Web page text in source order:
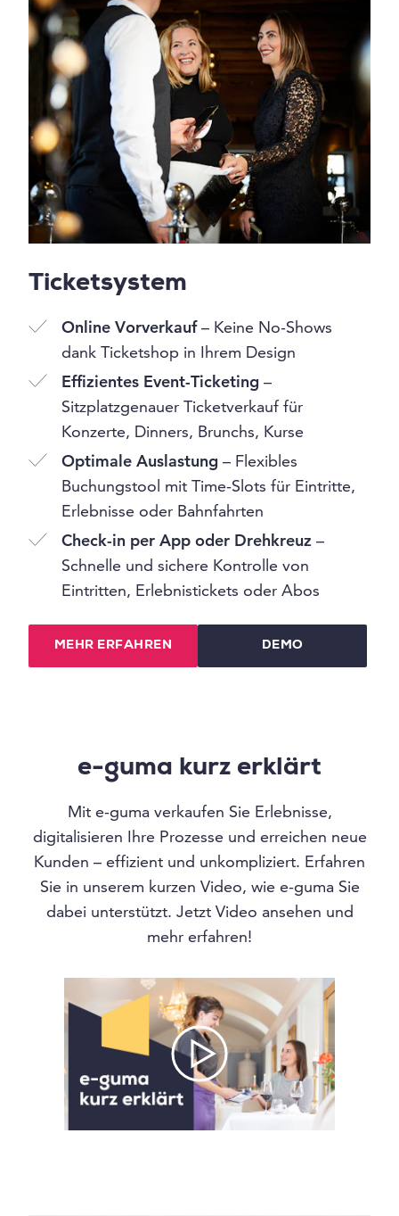
Ticketsystem
Online Vorverkauf– Keine No-Shows
dank Ticketshop in Ihrem Design
Effizientes Event-Ticketing –
Sitzplatzgenauer Ticketverkauf für
Konzerte, Dinners, Brunchs, Kurse
Optimale Auslastung – Flexibles
Buchungstool mit Time-Slots für Eintritte,
Erlebnisse oder Bahnfahrten
Check-in per App oder Drehkreuz –
Schnelle und sichere Kontrolle von
Eintritten, Erlebnistickets oder Abos
MEHR ERFAHREN DEMO
e-guma kurz erklärt
Mit e-guma verkaufen Sie Erlebnisse,
digitalisieren Ihre Prozesse und erreichen neue
Kunden – effizient und unkompliziert. Erfahren
Sie in unserem kurzen Video, wie e-guma Sie
dabei unterstützt. Jetzt Video ansehen und
mehr erfahren!